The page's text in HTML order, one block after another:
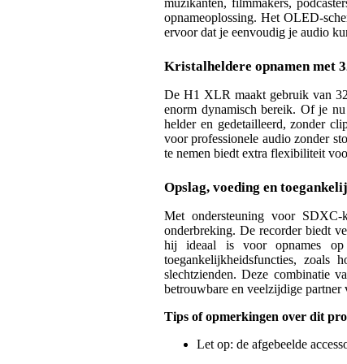
muzikanten, filmmakers,
opnameoplossing. Het OLED-
ervoor dat je eenvoudig je audio
Kristalheldere opnamen met
De H1 XLR maakt gebruik van
enorm dynamisch bereik. Of je
helder en gedetailleerd, zonder
voor professionele audio zonder
te nemen biedt extra flexibiliteit
Opslag, voeding en
Met ondersteuning voor
onderbreking. De recorder biedt
hij ideaal is voor opnames
toegankelijkheidsfuncties, zoals
slechtzienden. Deze combinatie
betrouwbare en veelzijdige partner
Tips of opmerkingen over dit
Let op: de afgebeelde